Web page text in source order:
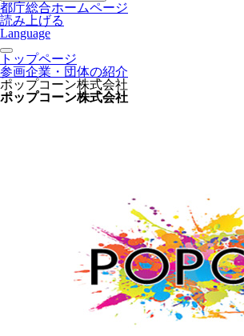
都庁総合ホームページ
読み上げる
Language
トップページ
参画企業・団体の紹介
ポップコーン株式会社
ポップコーン株式会社